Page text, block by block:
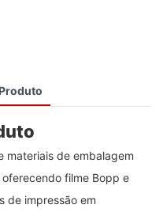
materiais de embalagem
filme Bopp e
de impressão em